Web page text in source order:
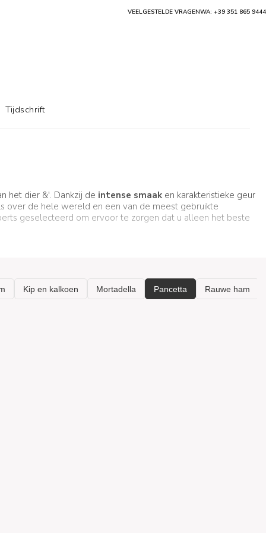
het dier &'. Dankzij de intense smaak en karakteristieke geur
over de hele wereld en een van de meest gebruikte
geselecteerd om ervoor te zorgen dat u alleen het beste
VEELGESTELDE VRAGENWA: +39 351 865 9444
Tijdschrift